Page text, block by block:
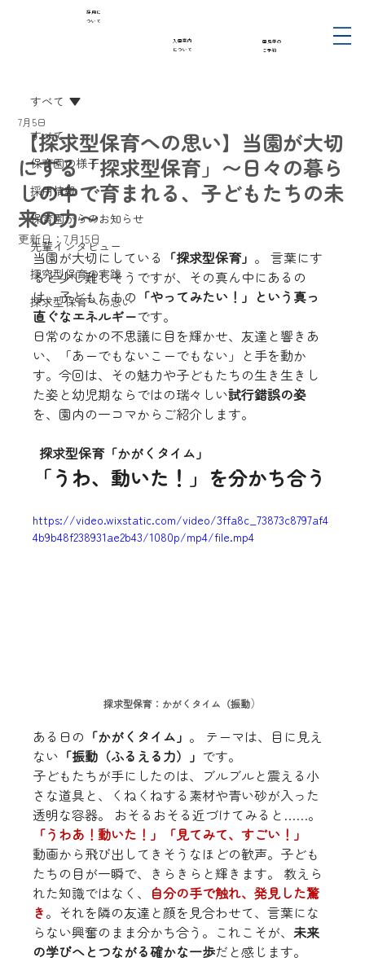
入園案内
について
採用に
ついて
園見学の
ご予約
すべて
保育園の様子
採用情報
保育園からのお知らせ
先輩インタビュー
探究型保育の実践
探求型保育への思い
すべて
【探求型保育への思い】当園が大切
にする「探求型保育」〜日々の暮ら
しの中で育まれる、子どもたちの未
来の力〜
7月5日
更新日：7月15日
当園が大切にしている 「探求型保育」 。 言葉にす
ると少し難しそうですが、その真ん中にあるの
は、子どもたちの 「やってみたい！」という真っ
直ぐなエネルギーです。
日常のなかの不思議に目を輝かせ、友達と響きあ
い、「あーでもないこーでもない」と手を動か
す。今回は、その魅力や子どもたちの生き生きし
た姿と幼児期ならではの瑞々しい試行錯誤の姿
を、園内の一コマからご紹介します。
探求型保育「かがくタイム」
「うわ、動いた！」を分かち合う
https://video.wixstatic.com/video/3ffa8c_73873c8797af4
4b9b48f238931ae2b43/1080p/mp4/file.mp4
探求型保育：かがくタイム（振動）
ある日の 「かがくタイム」 。 テーマは、目に見え
ない 「振動（ふるえる力）」 です。
子どもたちが手にしたのは、ブルブルと震える小
さな道具と、くねくねする素材や青い砂が入った
透明な容器。 おそるおそる近づけてみると……。
「うわあ！動いた！」「見てみて、すごい！」
動画から飛び出してきそうなほどの歓声。子ども
たちの目が一瞬で、きらきらと輝きます。 教えら
れた知識ではなく、
自分の手で触れ、発見した驚
き。それを隣の友達と顔を見合わせて、言葉にな
らない興奮のまま分かち合う。これこそが、 未来
の学びへとつながる確かな一歩だと感じます。